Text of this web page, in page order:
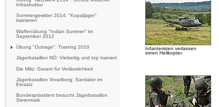
Infrastruktur
Sommergewitter 2014: "Kopaljäger"
trainieren
Waffenübung "Indian Summer" im
September 2012
Übung "Outrage": Training 2010
Jägerbataillon NÖ: Vielseitig und top trainiert
Die Miliz: Garant für Verlässlichkeit
Jägerbataillon Vorarlberg: Sanitäter im
Einsatz
Bundespräsident besucht Jägerbataillon
Steiermark
Infanteristen verlassen
einen Helikopter.